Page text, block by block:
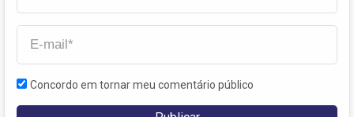
Concordo em tornar meu comentário público